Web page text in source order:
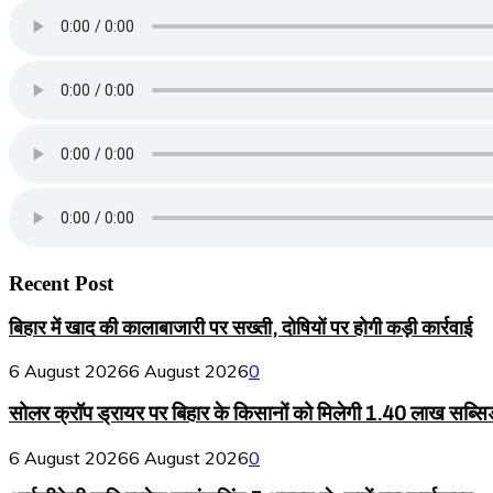
Recent Post
बिहार में खाद की कालाबाजारी पर सख्ती, दोषियों पर होगी कड़ी कार्रवाई
6 August 20266 August 20260
सोलर क्रॉप ड्रायर पर बिहार के किसानों को मिलेगी 1.40 लाख
6 August 20266 August 20260